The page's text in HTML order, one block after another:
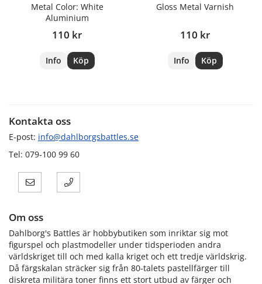
Metal Color: White
Aluminium
110 kr
Info Köp
Gloss Metal Varnish
110 kr
Info Köp
Kontakta oss
E-post: info@dahlborgsbattles.se
Tel: 079-100 99 60
Om oss
Dahlborg's Battles är hobbybutiken som inriktar sig mot
figurspel och plastmodeller under tidsperioden andra
världskriget till och med kalla kriget och ett tredje världskrig.
Då färgskalan sträcker sig från 80-talets pastellfärger till
diskreta militära toner finns ett stort utbud av färger och